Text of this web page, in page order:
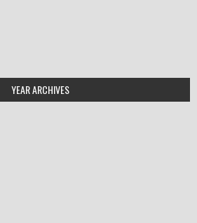
YEAR ARCHIVES